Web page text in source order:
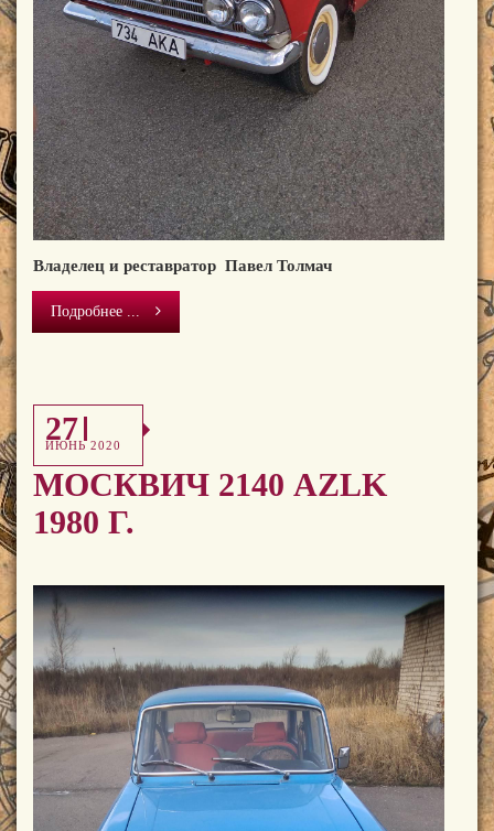
Владелец и реставратор Павел Толмач
Подробнее ...
27
ИЮНЬ 2020
МОСКВИЧ 2140 AZLK
1980 Г.